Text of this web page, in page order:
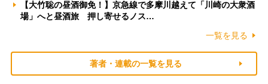
【大竹聡の昼酒御免！】京急線で多摩川越えて「川崎の大衆酒
場」へと昼酒旅 押し寄せるノス…
一覧を見る
著者・連載の一覧を見る